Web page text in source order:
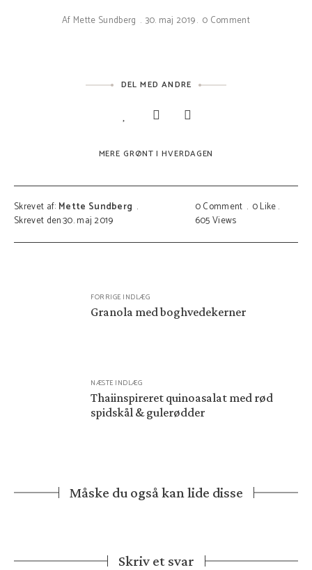
Af Mette Sundberg 30. maj 2019 0 Comment
DEL MED ANDRE
MERE GRØNT I HVERDAGEN
Skrevet af: Mette Sundberg
Skrevet den:30. maj 2019
0 Comment 0Like
605Views
FORRIGE INDLÆG
Granola med boghvedekerner
NÆSTE INDLÆG
Thaiinspireret quinoasalat med rød
spidskål & gulerødder
Måske du også kan lide disse
Skriv et svar